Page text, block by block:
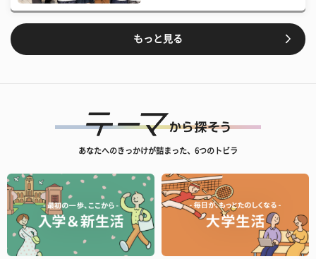
もっと見る
あなたへのきっかけが詰まった、6つのトビラ